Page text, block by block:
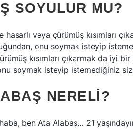
SOYULUR MU?
hasarlı veya çürümüş kısımları
onu soymak isteyip
kısımları çıkarmak da iyi
soymak isteyip istemediğiniz
NERELI?
ben Ata Alabaş… 21